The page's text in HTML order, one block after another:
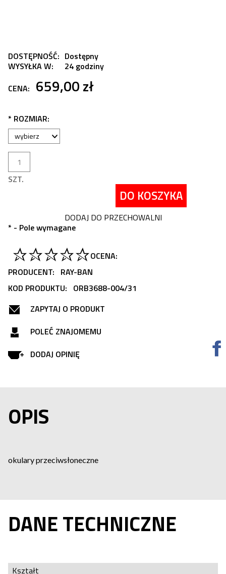
DOSTĘPNOŚĆ: Dostępny
WYSYŁKA W:
24 godziny
CENA: 659,00 zł
* ROZMIAR:
SZT.
DO KOSZYKA
DODAJ DO PRZECHOWALNI
* - Pole wymagane
OCENA:
PRODUCENT: RAY-BAN
KOD PRODUKTU: ORB3688-004/31
ZAPYTAJ O PRODUKT
POLEĆ ZNAJOMEMU
DODAJ OPINIĘ
OPIS
okulary przeciwsłoneczne
DANE TECHNICZNE
Kształt